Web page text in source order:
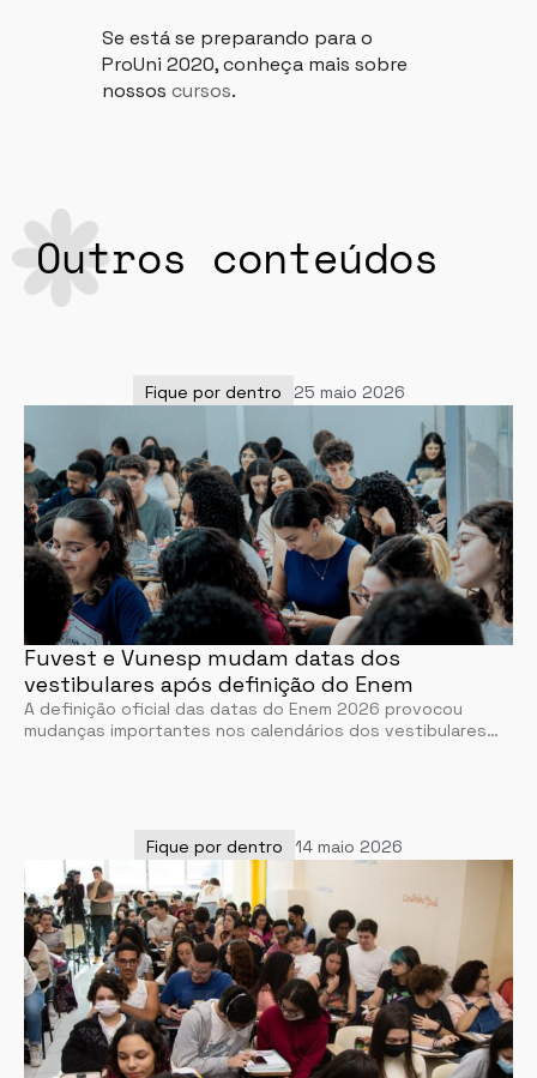
Se está se preparando para o
ProUni 2020, conheça mais sobre
nossos cursos.
Outros conteúdos
Fique por dentro 25 maio 2026
Fuvest e Vunesp mudam datas dos
vestibulares após definição do Enem
A definição oficial das datas do Enem 2026 provocou
mudanças importantes nos calendários dos vestibulares…
Fique por dentro 14 maio 2026